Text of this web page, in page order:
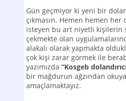
Gün geçmiyor ki yeni bir
çıkmasın. Hemen hemen
isteyen bu art niyetli kişilerin
çekmekte olan
alakalı olarak yapmakta
çok kişi zarar görmek ile
yazımızda “Kosgeb
bir mağdurun ağzından
amaçlamaktayız.